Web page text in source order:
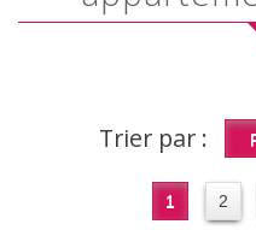
Trier par :
1 2